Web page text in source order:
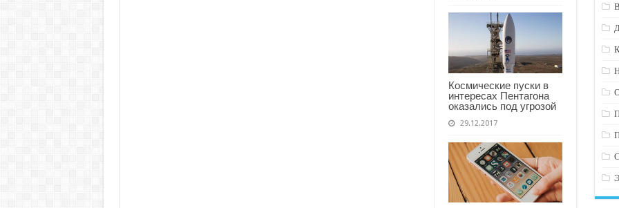
Космические пуски в
интересах Пентагона
оказались под угрозой
29.12.2017